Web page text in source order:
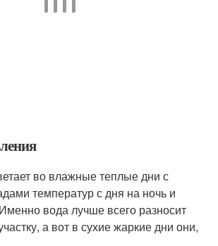
во влажные теплые дни с
температур с дня на ночь и
вода лучше всего разносит
а вот в сухие жаркие дни они,